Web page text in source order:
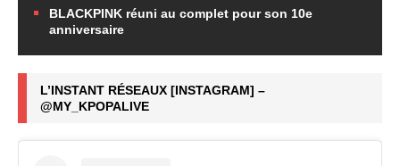
BLACKPINK réuni au complet pour son 10e
anniversaire
L’INSTANT RÉSEAUX [INSTAGRAM] –
@MY_KPOPALIVE